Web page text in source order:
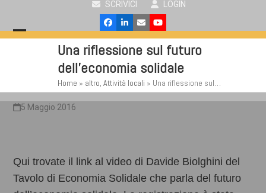
content
SCRIVICI LOGIN
Facebook
LinkedIn
EmailYouTube
Una riflessione sul futuro
dell'economia solidale
Home » altro,Attività locali » Una riflessione sul…
5 Maggio 2016
Qui trovate il link al video di Davide Biolghini del
Tavolo di Economia Solidale che parla del futuro